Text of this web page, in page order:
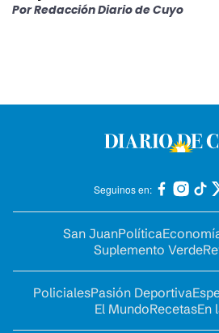
PorRedacción Diario de Cuyo
Seguinos en:
San JuanPolítica
Suplemento Verde
PolicialesPasión Deportiva
El MundoRecetasEn